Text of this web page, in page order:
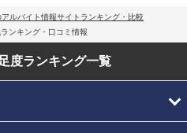
ルバイト情報サイトランキング・比較
ンキング・口コミ情報
度ランキング一覧